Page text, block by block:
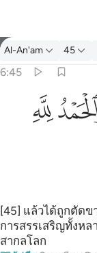
ตัฟซีร: Al-An'am 6:45
Al-An'am 45
6:45
رب العالمين ٤٥
ٱلْعَـٰلَمِينَ ٤٥
ﱈ
[45] แล้วได้ถูกตัด
การสรรเสริญทั้งห
สากลโลก